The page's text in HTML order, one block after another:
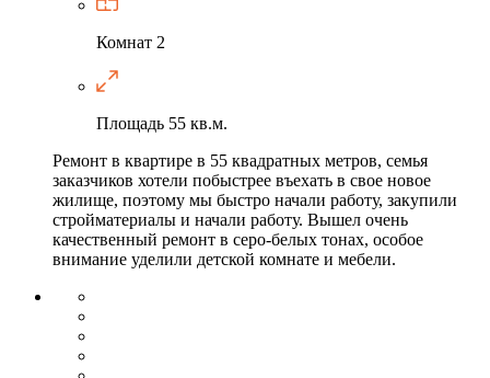
Комнат 2
Площадь 55 кв.м.
Ремонт в квартире в 55 квадратных метров, семья
заказчиков хотели побыстрее въехать в свое новое
жилище, поэтому мы быстро начали работу, закупили
стройматериалы и начали работу. Вышел очень
качественный ремонт в серо-белых тонах, особое
внимание уделили детской комнате и мебели.